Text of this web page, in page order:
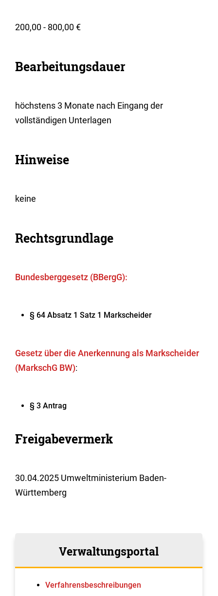
200,00 - 800,00 €
Bearbeitungsdauer
höchstens 3 Monate nach Eingang der
vollständigen Unterlagen
Hinweise
keine
Rechtsgrundlage
Bundesberggesetz (BBergG):
§ 64 Absatz 1 Satz 1 Markscheider
Gesetz über die Anerkennung als Markscheider
(MarkschG BW):
§ 3 Antrag
Freigabevermerk
30.04.2025 Umweltministerium Baden-
Württemberg
Verwaltungsportal
Verfahrens­beschreibungen